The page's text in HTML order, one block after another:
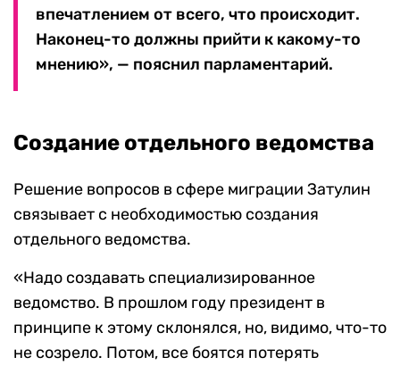
впечатлением от всего, что происходит.
Наконец-то должны прийти к какому-то
мнению», — пояснил парламентарий.
Создание отдельного ведомства
Решение вопросов в сфере миграции Затулин
связывает с необходимостью создания
отдельного ведомства.
«Надо создавать специализированное
ведомство. В прошлом году президент в
принципе к этому склонялся, но, видимо, что-то
не созрело. Потом, все боятся потерять